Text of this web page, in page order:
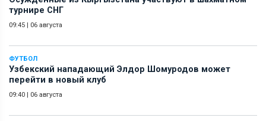
турнире СНГ
09:45 | 06 августа
ФУТБОЛ
Узбекский нападающий Элдор Шомуродов может
перейти в новый клуб
09:40 | 06 августа